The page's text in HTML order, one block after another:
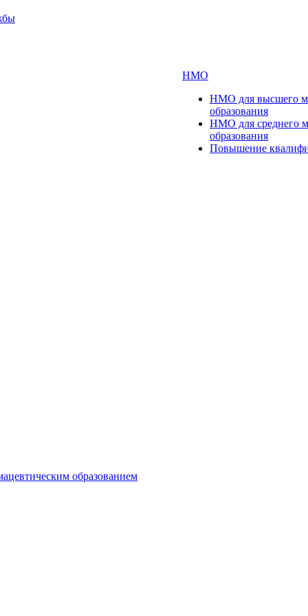
образованием
НМО
НМО для высшего
образования
НМО для среднего
образования
Повышение